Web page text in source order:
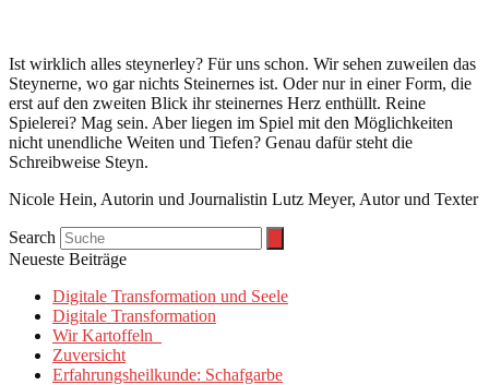
Ist wirklich alles steynerley? Für uns schon. Wir sehen zuweilen das
Steynerne, wo gar nichts Steinernes ist. Oder nur in einer Form, die
erst auf den zweiten Blick ihr steinernes Herz enthüllt. Reine
Spielerei? Mag sein. Aber liegen im Spiel mit den Möglichkeiten
nicht unendliche Weiten und Tiefen? Genau dafür steht die
Schreibweise Steyn.
Nicole Hein, Autorin und Journalistin Lutz Meyer, Autor und Texter
Search
Neueste Beiträge
Digitale Transformation und Seele
Digitale Transformation
Wir Kartoffeln
Zuversicht
Erfahrungsheilkunde: Schafgarbe